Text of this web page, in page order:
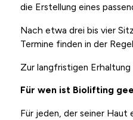
die Erstellung eines
Nach etwa drei bis vier
Termine finden in der
Zur langfristigen
Für wen ist Biolifting
Für jeden, der seiner